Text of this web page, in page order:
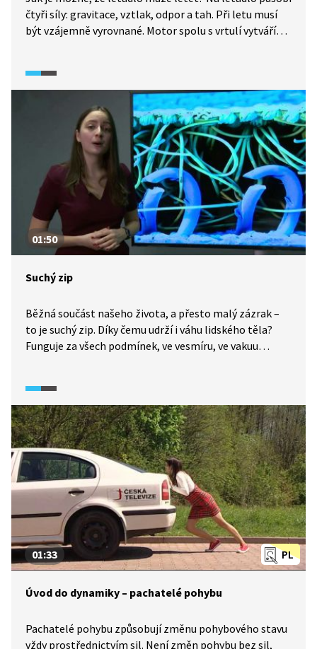
čtyři síly: gravitace, vztlak, odpor a tah. Při letu musí
být vzájemně vyrovnané. Motor spolu s vrtulí vytváří
gravitaci. Podstatný je tvar křídla a to, jak na něm
proudí vzduch. Díky vypouklému zakřivení na horní
straně křídla se proudící částice vzduchu urychlují,
vzniká sání a díky rovnosti spodní strany křídla se
proudící částice vzduchu zpomalují a vzniká přetlak.
A tyto dvě síly letadlo nadzvedávají. Ve videu jsou
některé nepřesnosti, s nimiž mohou učitelé pracovat.
01:50
Suchý zip
Běžná součást našeho života, a přesto malý zázrak –
to je suchý zip. Díky čemu udrží i váhu lidského těla?
Funguje za všech podmínek, ve vesmíru, ve vakuu
množství háčků a smyček. Ty se do sebe při přiblížení
zamotají a velmi pevně drží. Zároveň jde ale suchý zip
velmi snadno rozlepit. Působením síly se totiž háčky
dočasně narovnají a uvolní tak zachycené smyčky.
PL
01:33
Úvod do dynamiky – pachatelé pohybu
Pachatelé pohybu způsobují změnu pohybového stavu
vždy prostřednictvím sil. Není změn pohybu bez sil,